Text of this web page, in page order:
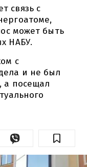
связь с
может быть
НАБУ.
с
и не был
а посещал